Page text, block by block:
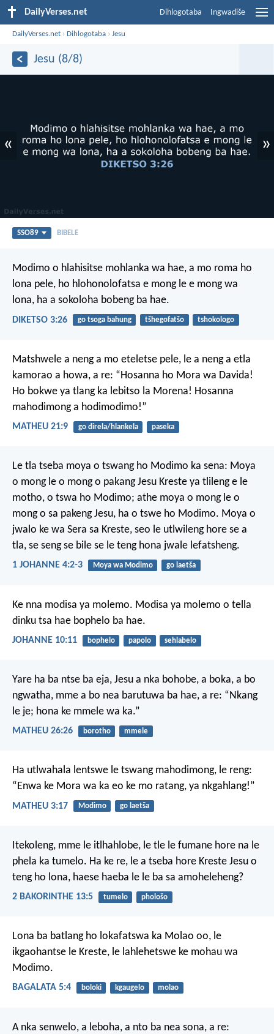
DailyVerses.net Dihlogotaba Ingwadiše
DailyVerses.net ›Dihlogotaba ›Jesu
Jesu (8/8)
« »
SSO89 BIBELE
Modimo o hlahisitse mohlanka wa hae, a mo roma ho
lona pele, ho hlohonolofatsa e mong le e mong wa
lona, ha a sokoloha bobeng ba hae.
DIKETSO 3:26 go tsoga bahung tšhegofatšo tshokologo
Matshwele a neng a mo eteletse pele, le a neng a etla
kamorao a howa, a re: “Hosanna ho Mora wa Davida!
Ho bokwe ya tlang ka lebitso la Morena! Hosanna
mahodimonga hodimodimo!”
MATHEU 21:9 go direla/hlankela paseka
Le tla tseba moya o tswang ho Modimo ka sena: Moya
o mong le o mong o pakang Jesu Kreste ya tlileng e le
motho, o tswa ho Modimo; athe moya o mong le o
mong o sa pakeng Jesu, ha o tswe ho Modimo. Moya o
jwalo ke wa Sera sa Kreste, seo le utlwileng hore se a
tla, se seng se bile se le teng hona jwale lefatsheng.
1 JOHANNE 4:2-3 Moya wa Modimo go laetša
Ke nna modisa ya molemo. Modisa ya molemo o tella
dinku tsa hae bophelo ba hae.
JOHANNE 10:11 bophelo papolo sehlabelo
Yare ha ba ntse ba eja, Jesu a nka bohobe, a boka, a bo
ngwatha, mme a bo nea barutuwa ba hae, a re: “Nkang
le je; hona ke mmele wa ka.”
MATHEU 26:26 borotho mmele
Ha utlwahala lentswe le tswang mahodimong, le reng:
“Enwa ke Mora wa ka eo ke mo ratang, ya nkgahlang!”
MATHEU 3:17 Modimo go laetša
Itekoleng, mme le itlhahlobe, le tle le fumane hore na le
phela ka tumelo. Ha ke re, le a tseba hore Kreste Jesu o
teng ho lona, haese haeba le le ba sa amoheleheng?
2 BAKORINTHE 13:5 tumelo phološo
Lona ba batlang ho lokafatswa ka Molao oo, le
ikgaohantse le Kreste, le lahlehetswe ke mohau wa
Modimo.
BAGALATA 5:4 boloki kgaugelo molao
A nka senwelo, a leboha, a nto ba nea sona, a re: